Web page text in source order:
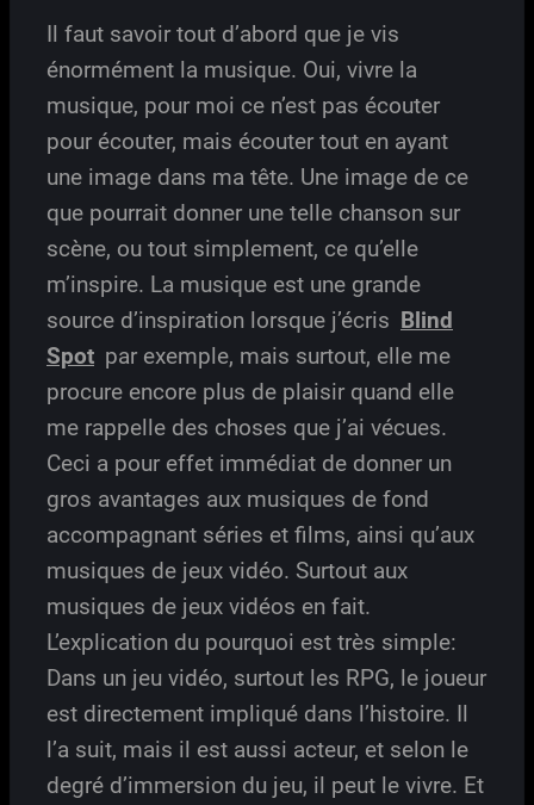
Il faut savoir tout d’abord que je vis
énormément la musique. Oui, vivre la
musique, pour moi ce n’est pas écouter
pour écouter, mais écouter tout en ayant
une image dans ma tête. Une image de ce
que pourrait donner une telle chanson sur
scène, ou tout simplement, ce qu’elle
m’inspire. La musique est une grande
source d’inspiration lorsque j’écris Blind
Spot par exemple, mais surtout, elle me
procure encore plus de plaisir quand elle
me rappelle des choses que j’ai vécues.
Ceci a pour effet immédiat de donner un
gros avantages aux musiques de fond
accompagnant séries et films, ainsi qu’aux
musiques de jeux vidéo. Surtout aux
musiques de jeux vidéos en fait.
L’explication du pourquoi est très simple:
Dans un jeu vidéo, surtout les RPG, le joueur
est directement impliqué dans l’histoire. Il
l’a suit, mais il est aussi acteur, et selon le
degré d’immersion du jeu, il peut le vivre. Et